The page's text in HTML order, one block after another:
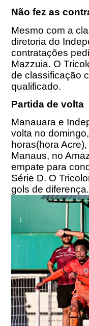
Não fez as
Mesmo com a
diretoria do
contratações
Mazzuia. O
de classificação
qualificado.
Partida de volta
Manauara e
volta no
horas(hora
Manaus, no
empate para
Série D. O
gols de diferença.